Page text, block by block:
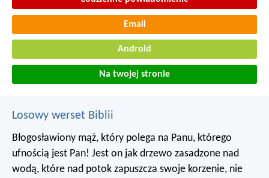
Email
Android
Na twojej stronie
Losowy werset Biblii
Błogosławiony mąż, który polega na Panu, którego
ufnością jest Pan! Jest on jak drzewo zasadzone nad
wodą, które nad potok zapuszcza swoje korzenie, nie